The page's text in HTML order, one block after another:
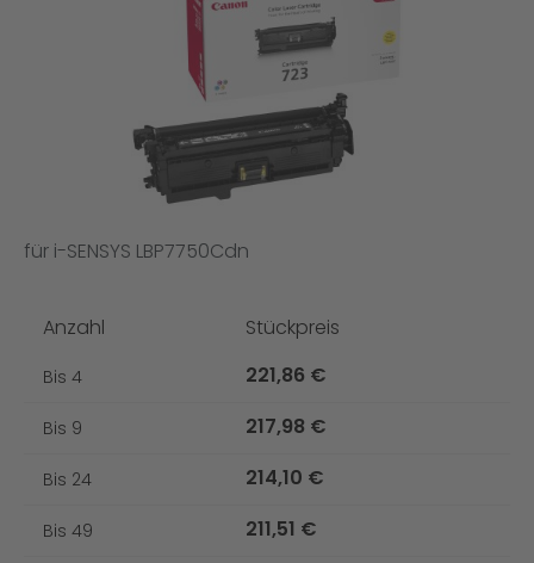
für i-SENSYS LBP7750Cdn
Anzahl Stückpreis
Bis 4 221,86 €
Bis 9 217,98 €
Bis 24 214,10 €
Bis 49 211,51 €